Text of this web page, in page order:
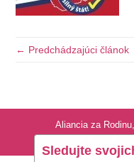
← Predchádzajúci článok
Aliancia za
Sledujte